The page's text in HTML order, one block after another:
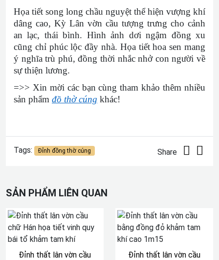
Họa tiết song long chầu nguyệt thể hiện vượng khí
dâng cao, Kỳ Lân vờn cầu tượng trưng cho cảnh
an lạc, thái bình. Hình ảnh dơi ngậm đồng xu
cũng chỉ phúc lộc đầy nhà. Họa tiết hoa sen mang
ý nghĩa trù phú, đồng thời nhắc nhở con người về
sự thiện lương.
=>> Xin mời các bạn cùng tham khảo thêm nhiều
sản phẩm đồ thờ cúng khác!
Tags: Đỉnh đồng thờ cúng Share
SẢN PHẨM LIÊN QUAN
Đỉnh thất lân vờn cầu
Đỉnh thất lân vờn cầu